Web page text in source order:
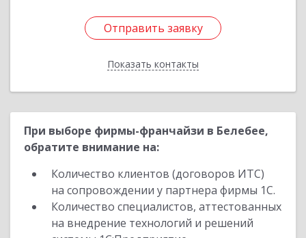
Отправить заявку
Показать контакты
Отправить заявку
Назад
При выборе фирмы-франчайзи в Белебее,
обратите внимание на:
Количество клиентов (договоров ИТС)
на сопровождении у партнера фирмы 1С.
Количество специалистов, аттестованных
на внедрение технологий и решений